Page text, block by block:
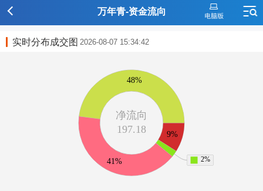
万年青-资金流向
实时分布成交图 2026-08-07 15:34:42